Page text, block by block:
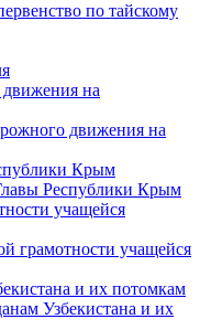
по тайскому
движения на
Республики Крым
грамотности учащейся
Узбекистана и их